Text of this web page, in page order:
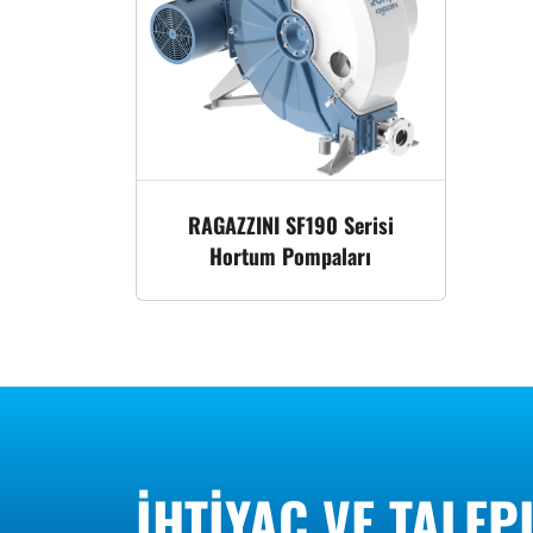
RAGAZZINI SF190 Serisi
Hortum Pompaları